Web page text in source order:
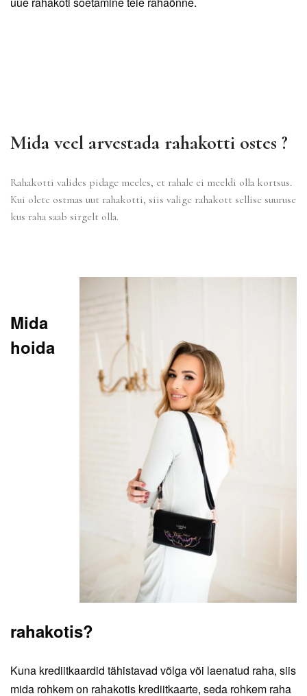
Mida veel arvestada rahakotti ostes ?
Rahakotti valides pidage meeles, et rahale ei meeldi olla kortsus.
Kui olete ostmas uut rahakotti, siis valige rahakott sellise suuruse
kus raha saab sirgelt olla.
Mida
hoida
rahakotis?
Kuna krediitkaardid tähistavad võlgavõi laenatud raha, siis
mida rohkem on rahakotis krediitkaarte, seda rohkem raha